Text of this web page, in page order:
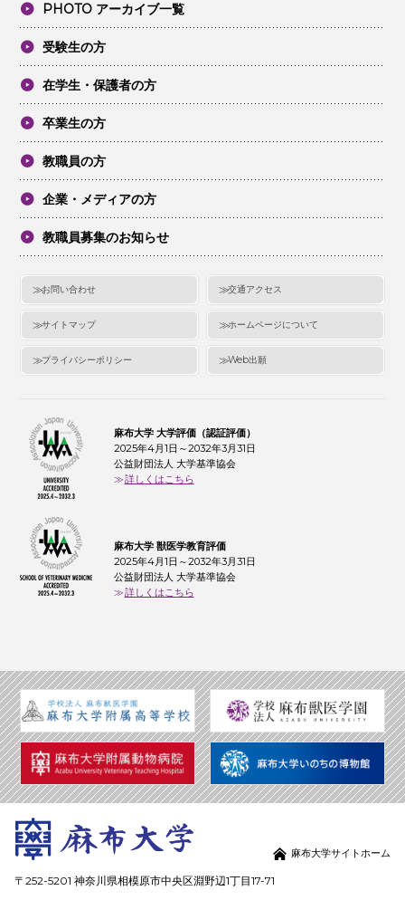
PHOTO アーカイブ一覧
受験生の方
在学生・保護者の方
卒業生の方
教職員の方
企業・メディアの方
教職員募集のお知らせ
お問い合わせ 交通アクセス
サイトマップ ホームページについて
プライバシーポリシー Web出願
麻布大学 大学評価（認証評価）
2025年4月1日～2032年3月31日
公益財団法人 大学基準協会
詳しくはこちら
麻布大学 獣医学教育評価
2025年4月1日～2032年3月31日
公益財団法人 大学基準協会
詳しくはこちら
麻布大学サイトホーム
〒252-5201 神奈川県相模原市中央区淵野辺1丁目17-71